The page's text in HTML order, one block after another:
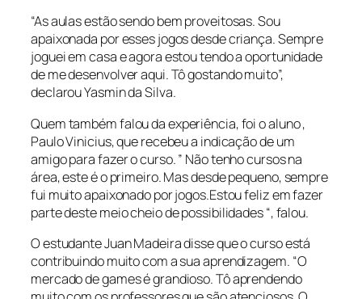
“As aulas estão sendo bem proveitosas. Sou
apaixonada por esses jogos desde criança. Sempre
joguei em casa e agora estou tendo a oportunidade
de me desenvolver aqui. Tô gostando muito”,
declarou Yasmin da Silva.
Quem também falou da experiência, foi o aluno ,
Paulo Vinicius, que recebeu a indicação de um
amigo para fazer o curso. ” Não tenho cursos na
área, este é o primeiro. Mas desde pequeno, sempre
fui muito apaixonado por jogos.Estou feliz em fazer
parte deste meio cheio de possibilidades “, falou.
O estudante Juan Madeira disse que o curso está
contribuindo muito com a sua aprendizagem. “O
mercado de games é grandioso. Tô aprendendo